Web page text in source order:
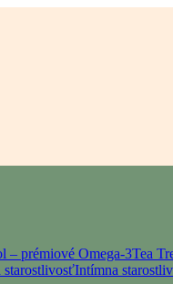
– prémiové Omega-3Tea
starostlivosťIntímna